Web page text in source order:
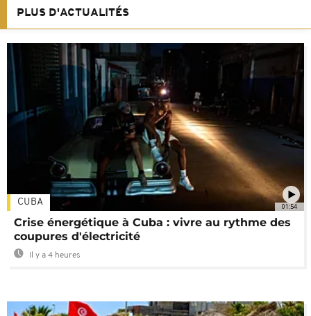
PLUS D'ACTUALITÉS
01:54
CUBA
Crise énergétique à Cuba : vivre au rythme des
coupures d'électricité
Il y a 4 heures